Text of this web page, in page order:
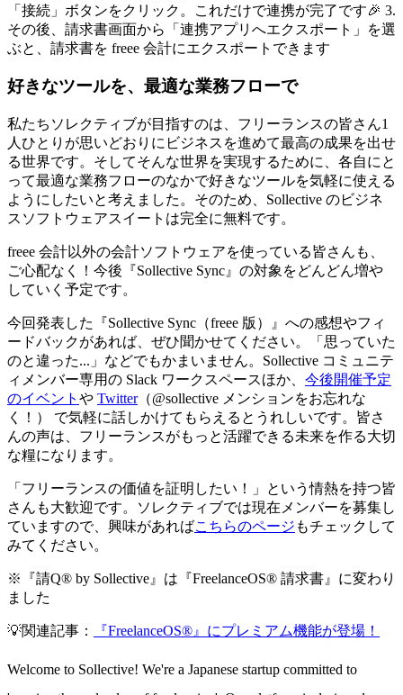
「接続」ボタンをクリック。これだけで連携が完了です🎉 3.
その後、請求書画面から「連携アプリへエクスポート」を選
ぶと、請求書を freee 会計にエクスポートできます
好きなツールを、最適な業務フローで
私たちソレクティブが目指すのは、フリーランスの皆さん1
人ひとりが思いどおりにビジネスを進めて最高の成果を出せ
る世界です。そしてそんな世界を実現するために、各自にと
って最適な業務フローのなかで好きなツールを気軽に使える
ようにしたいと考えました。そのため、Sollective のビジネ
スソフトウェアスイートは完全に無料です。
freee 会計以外の会計ソフトウェアを使っている皆さんも、
ご心配なく！今後『Sollective Sync』の対象をどんどん増や
していく予定です。
今回発表した『Sollective Sync（freee 版）』への感想やフィ
ードバックがあれば、ぜひ聞かせてください。「思っていた
のと違った...」などでもかまいません。Sollective コミュニテ
ィメンバー専用の Slack ワークスペースほか、 今後開催予定
のイベント や Twitter（@sollective メンションをお忘れな
く！） で気軽に話しかけてもらえるとうれしいです。皆さ
んの声は、フリーランスがもっと活躍できる未来を作る大切
な糧になります。
「フリーランスの価値を証明したい！」という情熱を持つ皆
さんも大歓迎です。ソレクティブでは現在メンバーを募集し
ていますので、興味があればこちらのページ もチェックして
みてください。
※『請Q® by Sollective』は『FreelanceOS® 請求書』に変わり
ました
💡関連記事： 『FreelanceOS®』にプレミアム機能が登場！
Welcome to Sollective! We're a Japanese startup committed to